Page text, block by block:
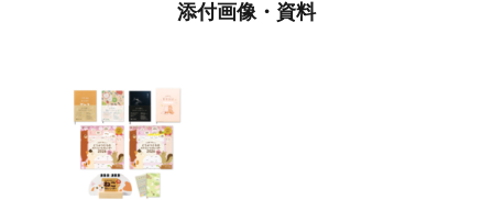
添付画像・資料